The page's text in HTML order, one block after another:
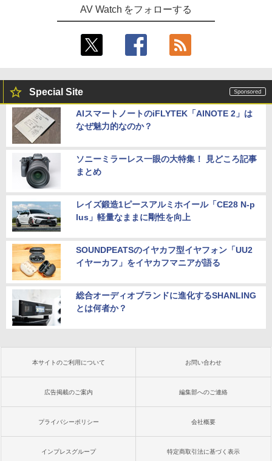
AV Watch をフォローする
Special Site
AIスマートノートのiFLYTEK「AINOTE 2」は
なぜ魅力的なのか？
ソニーミラーレス一眼の大特集！ 見どころ記事
まとめ
レイズ鍛造1ピースアルミホイール「CE28 N-p
lus」軽量なままに剛性を向上
SOUNDPEATSのイヤカフ型イヤフォン「UU2
イヤーカフ」をイヤカフマニアが語る
総合オーディオブランドに進化するSHANLING
とは何者か？
本サイトのご利用について お問い合わせ
広告掲載のご案内 編集部へのご連絡
プライバシーポリシー 会社概要
インプレスグループ 特定商取引法に基づく表示